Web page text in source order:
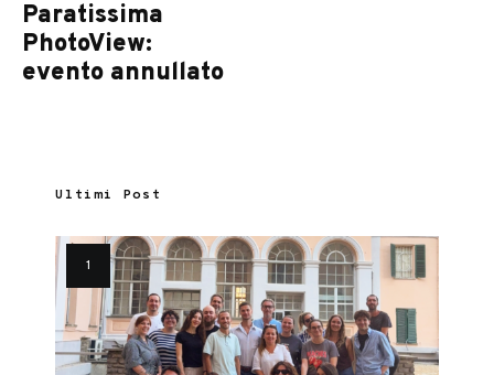
Paratissima
PhotoView:
evento annullato
Ultimi Post